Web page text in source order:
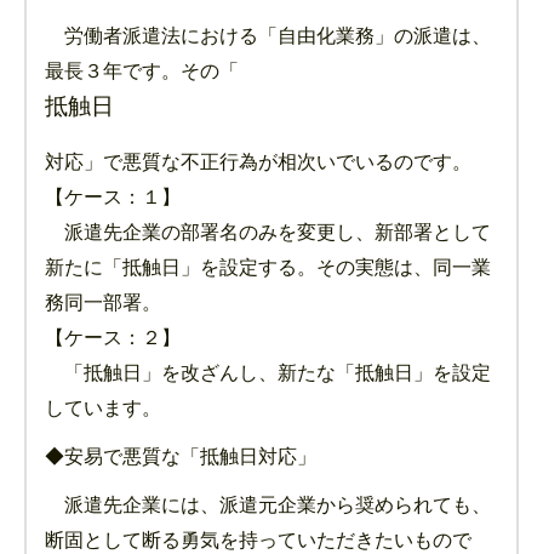
労働者派遣法における「自由化業務」の派遣は、
最長３年です。その「
抵触日
対応」で悪質な不正行為が相次いでいるのです。
【ケース：１】
派遣先企業の部署名のみを変更し、新部署として
新たに「抵触日」を設定する。その実態は、同一業
務同一部署。
【ケース：２】
「抵触日」を改ざんし、新たな「抵触日」を設定
しています。
◆安易で悪質な「抵触日対応」
派遣先企業には、派遣元企業から奨められても、
断固として断る勇気を持っていただきたいもので